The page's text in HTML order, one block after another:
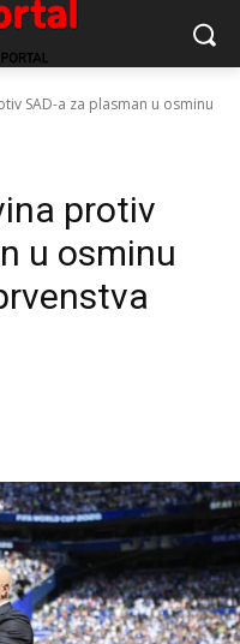
SAD-a za plasman u osminu
protiv
u osminu